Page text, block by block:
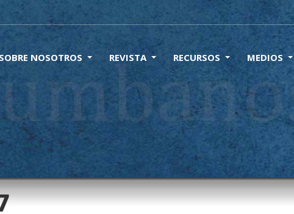
SOBRE NOSOTROS REVISTA RECURSOS MEDIOS